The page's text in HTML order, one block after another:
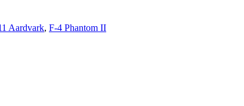
Aardvark, F-4 Phantom II